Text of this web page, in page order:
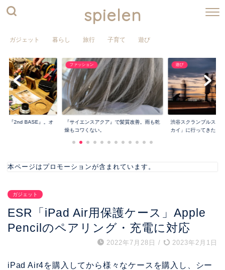
spielen
ガジェット 暮らし 旅行 子育て 遊び
』で髪質改善。雨も乾
遊び
渋谷スクランブルスクエアの屋上「渋谷ス
カイ」に行ってきた...
ファッション
小さくて薄い財布『
&『CHIP』...
本ページはプロモーションが含まれています。
ガジェット
ESR「iPad Air用保護ケース」Apple
Pencilのペアリング・充電に対応
2022年7月28日 / 2023年2月1日
iPad Air4を購入してから様々なケースを購入し、シー